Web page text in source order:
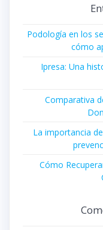
Podología en los
cómo
Ipresa: Una
Comparativa
La importancia
Cómo